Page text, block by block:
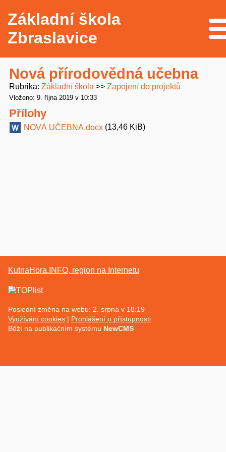
Základní škola
Zbraslavice
Nová přírodovědná učebna
Rubrika Základní škola Zapojení do projektů
Vloženo: 9. října 2019 v 10:33
Přílohy
NOVÁ UČEBNA.docx (13,46 KiB)
KutnaHora.INFO, region na Internetu
Poslední změna na webu: 2. srpna v 18:19
Využívání cookies
Prohlášení o přístupnosti
Běží na publikačním systému NewCMS